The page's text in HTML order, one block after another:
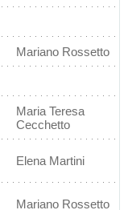
Mariano Rossetto
Maria Teresa
Cecchetto
Elena Martini
Mariano Rossetto